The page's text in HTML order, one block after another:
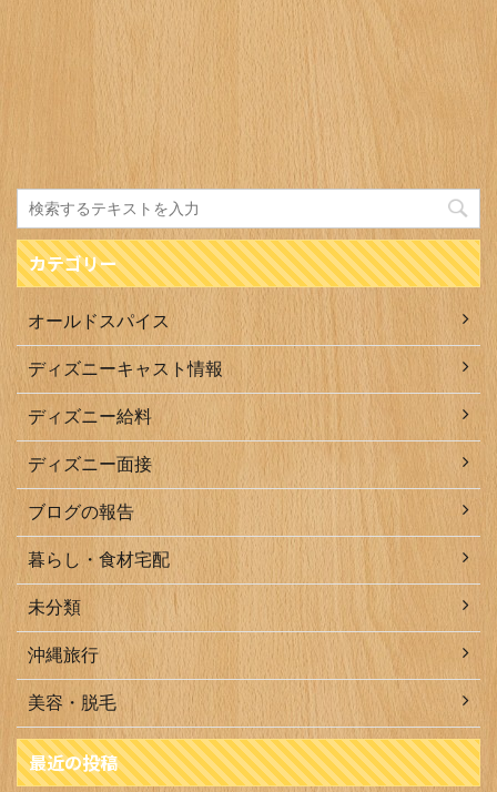
カテゴリー
オールドスパイス
ディズニーキャスト情報
ディズニー給料
ディズニー面接
ブログの報告
暮らし・食材宅配
未分類
沖縄旅行
美容・脱毛
最近の投稿